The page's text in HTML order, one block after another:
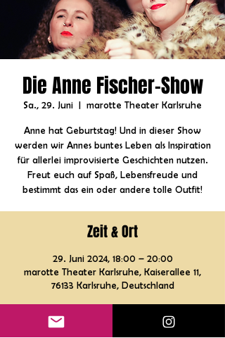
Die Anne Fischer-Show
Sa., 29. Juni marotte Theater Karlsruhe
Anne hat Geburtstag! Und in dieser Show
werden wir Annes buntes Leben als Inspiration
für allerlei improvisierte Geschichten nutzen.
Freut euch auf Spaß, Lebensfreude und
bestimmt das ein oder andere tolle Outfit!
Zeit & Ort
29. Juni 2024, 18:00 – 20:00
marotte Theater Karlsruhe, Kaiserallee 11,
76133 Karlsruhe, Deutschland